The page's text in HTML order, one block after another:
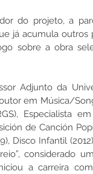
do projeto, a
já acumula outros
sobre a obra
Adjunto da
em Música/
Especialista
de Canción
Disco Infantil
considerado
a carreira